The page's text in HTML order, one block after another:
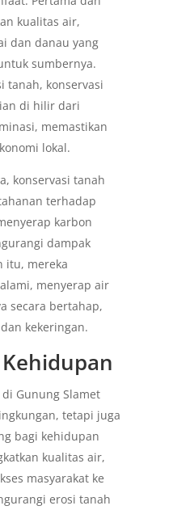
kualitas air,
dan danau yang
sumbernya.
tanah, konservasi
di hilir dari
memastikan
lokal.
konservasi tanah
terhadap
karbon
dampak
itu, mereka
menyerap air
secara bertahap,
kekeringan.
Gunung Slamet
tetapi juga
bagi kehidupan
kualitas air,
masyarakat ke
erosi tanah